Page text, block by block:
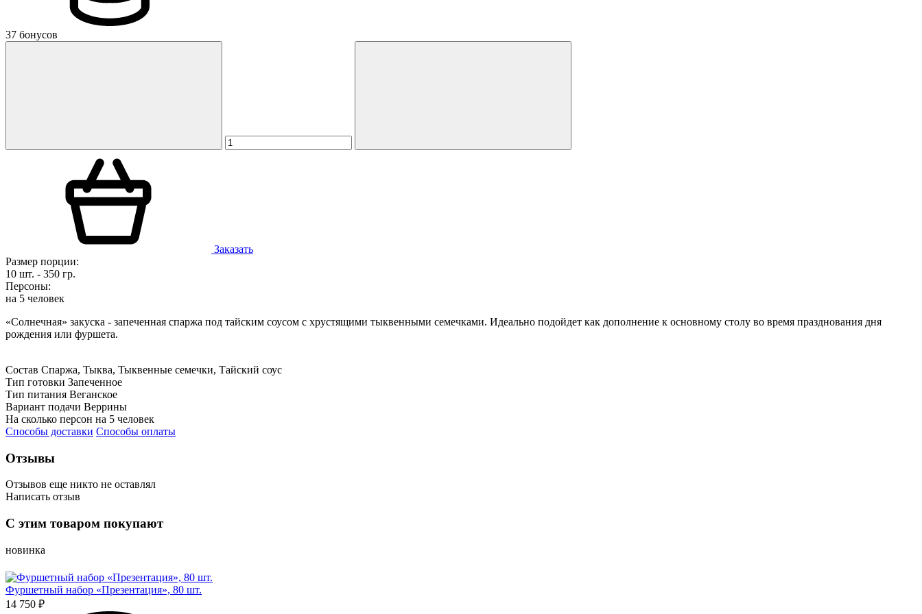
37 бонусов
Заказать
Размер порции:
10 шт. - 350 гр.
Персоны:
на 5 человек
«Солнечная» закуска - запеченная спаржа под тайским соусом с хрустящими тыквенными семечками. Идеально подойдет как дополнение к основному столу во время празднования дня
рождения или фуршета.
Состав Спаржа, Тыква, Тыквенные семечки, Тайский соус
Тип готовки Запеченное
Тип питания Веганское
Вариант подачи Веррины
На сколько персон на 5 человек
Способы доставки Способы оплаты
Отзывы
Отзывов еще никто не оставлял
Написать отзыв
С этим товаром покупают
новинка
Фуршетный набор «Презентация», 80 шт.
14 750 ₽